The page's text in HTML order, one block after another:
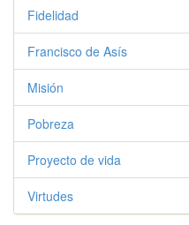
Fidelidad
Francisco de Asís
Misión
Pobreza
Proyecto de vida
Virtudes